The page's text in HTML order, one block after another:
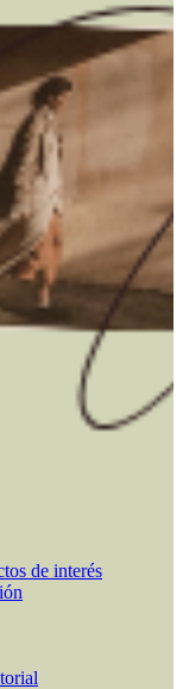
de interés